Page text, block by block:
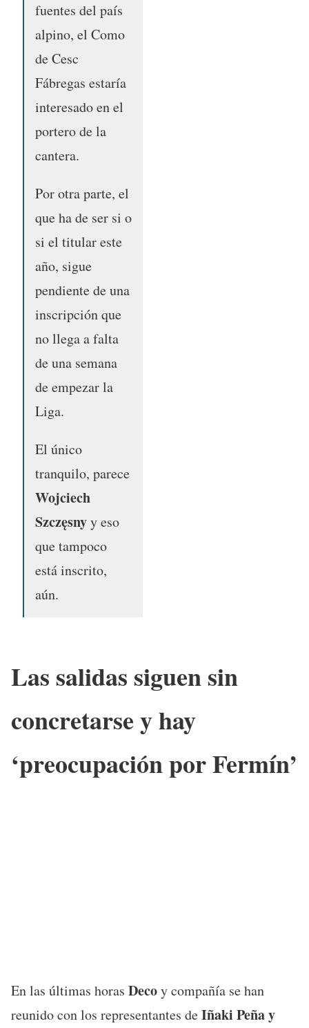
fuentes del país
alpino, el Como
de Cesc
Fábregas estaría
interesado en el
portero de la
cantera.
Por otra parte, el
que ha de ser si o
si el titular este
año, sigue
pendiente de una
inscripción que
no llega a falta
de una semana
de empezar la
Liga.
El único
tranquilo, parece
Wojciech
Szczęsnyy eso
que tampoco
está inscrito,
aún.
Las salidas siguen sin
concretarse y hay
‘preocupación por Fermín’
En las últimas horas Decoy compañía se han
reunido con los representantes deIñaki Peña y